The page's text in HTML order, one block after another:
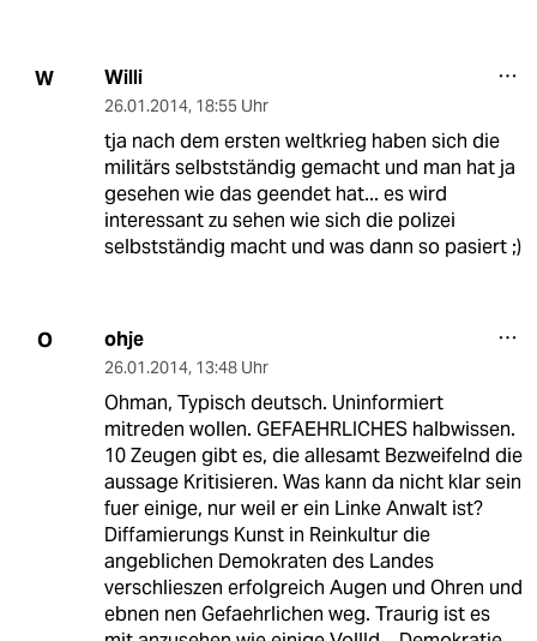
W Willi
26.01.2014, 18:55 Uhr
tja nach dem ersten weltkrieg haben sich die
militärs selbstständig gemacht und man hat ja
gesehen wie das geendet hat... es wird
interessant zu sehen wie sich die polizei
selbstständig macht und was dann so pasiert ;)
O ohje
26.01.2014, 13:48 Uhr
Ohman, Typisch deutsch. Uninformiert
mitreden wollen. GEFAEHRLICHES halbwissen.
10 Zeugen gibt es, die allesamt Bezweifelnd die
aussage Kritisieren. Was kann da nicht klar sein
fuer einige, nur weil er ein Linke Anwalt ist?
Diffamierungs Kunst in Reinkultur die
angeblichen Demokraten des Landes
verschlieszen erfolgreich Augen und Ohren und
ebnen nen Gefaehrlichen weg. Traurig ist es